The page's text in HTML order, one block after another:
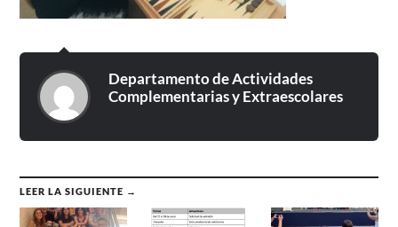
Departamento de Actividades
Complementarias y Extraescolares
LEER LA SIGUIENTE →